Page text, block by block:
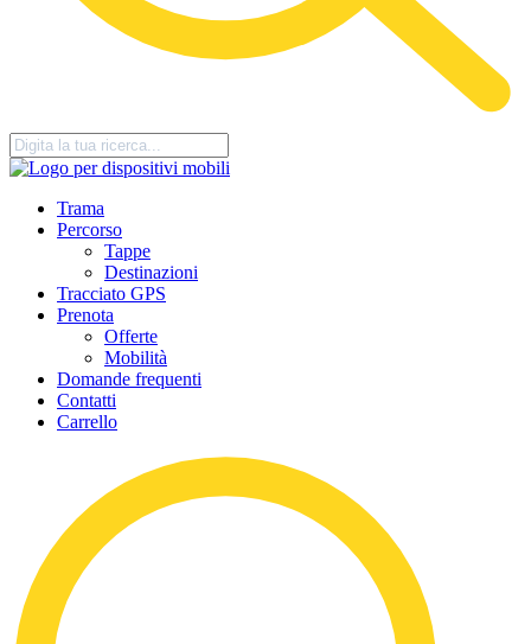
Trama
Percorso
Tappe
Destinazioni
Tracciato GPS
Prenota
Offerte
Mobilità
Domande frequenti
Contatti
Carrello